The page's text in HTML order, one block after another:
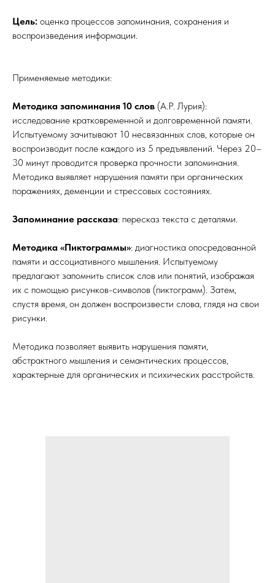
Цель: оценка процессов запоминания, сохранения и
воспроизведения информации.
Применяемые методики:
Методика запоминания 10 слов (А.Р. Лурия):
исследование кратковременной и долговременной памяти.
Испытуемому зачитывают 10 несвязанных слов, которые он
воспроизводит после каждого из 5 предъявлений. Через 20–
30 минут проводится проверка прочности запоминания.
Методика выявляет нарушения памяти при органических
поражениях, деменции и стрессовых состояниях.
Запоминание рассказа: пересказ текста с деталями.
Методика «Пиктограммы»: диагностика опосредованной
памяти и ассоциативного мышления. Испытуемому
предлагают запомнить список слов или понятий, изображая
их с помощью рисунков-символов (пиктограмм). Затем,
спустя время, он должен воспроизвести слова, глядя на свои
рисунки.
Методика позволяет выявить нарушения памяти,
абстрактного мышления и семантических процессов,
характерные для органических и психических расстройств.